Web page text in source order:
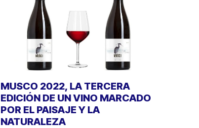
MUSCO 2022, LA TERCERA
EDICIÓN DE UN VINO MARCADO
POR EL PAISAJE Y LA
NATURALEZA